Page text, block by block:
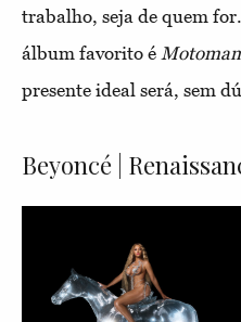
trabalho, seja de quem
álbum favorito é
presente ideal será, sem
Beyoncé |